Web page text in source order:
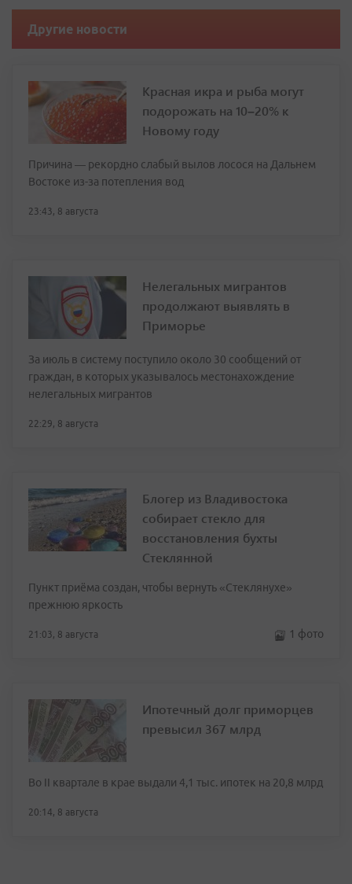
Другие новости
Красная икра и рыба могут
подорожать на 10–20% к
Новому году
Причина — рекордно слабый вылов лосося на Дальнем
Востоке из-за потепления вод
23:43, 8 августа
Нелегальных мигрантов
продолжают выявлять в
Приморье
За июль в систему поступило около 30 сообщений от
граждан, в которых указывалось местонахождение
нелегальных мигрантов
22:29, 8 августа
Блогер из Владивостока
собирает стекло для
восстановления бухты
Стеклянной
Пункт приёма создан, чтобы вернуть «Стеклянухе»
прежнюю яркость
21:03, 8 августа 1 фото
Ипотечный долг приморцев
превысил 367 млрд
Во II квартале в крае выдали 4,1 тыс. ипотек на 20,8 млрд
20:14, 8 августа